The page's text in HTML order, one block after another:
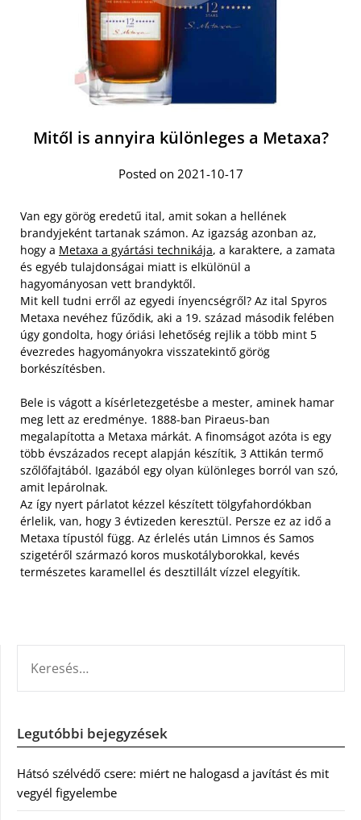
Mitől is annyira különleges a Metaxa?
Posted on 2021-10-17
Van egy görög eredetű ital, amit sokan a hellének
brandyjeként tartanak számon. Az igazság azonban az,
hogy a Metaxa a gyártási technikája, a karaktere, a zamata
és egyéb tulajdonságai miatt is elkülönül a
hagyományosan vett brandyktől.
Mit kell tudni erről az egyedi ínyencségről? Az ital Spyros
Metaxa nevéhez fűződik, aki a 19. század második felében
úgy gondolta, hogy óriási lehetőség rejlik a több mint 5
évezredes hagyományokra visszatekintő görög
borkészítésben.
Bele is vágott a kísérletezgetésbe a mester, aminek hamar
meg lett az eredménye. 1888-ban Piraeus-ban
megalapította a Metaxa márkát. A finomságot azóta is egy
több évszázados recept alapján készítik, 3 Attikán termő
szőlőfajtából. Igazából egy olyan különleges borról van szó,
amit lepárolnak.
Az így nyert párlatot kézzel készített tölgyfahordókban
érlelik, van, hogy 3 évtizeden keresztül. Persze ez az idő a
Metaxa típustól függ. Az érlelés után Limnos és Samos
szigetéről származó koros muskotályborokkal, kevés
természetes karamellel és desztillált vízzel elegyítik.
Legutóbbi bejegyzések
Hátsó szélvédő csere: miért ne halogasd a javítást és mit
vegyél figyelembe